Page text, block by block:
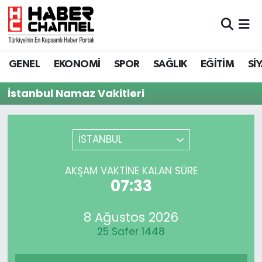
GENEL EKONOMİ SPOR SAĞLIK EĞİTİM
İstanbul Namaz Vakitleri
İSTANBUL
AKŞAM VAKTINE KALAN SÜRE
07:33
8 Ağustos 2026
25 Safer 1448
GENEL
SPOR
EĞİTİM
Nöbetçi Eczaneler
Trafik Durumu
Süper Lig Puan Durumu ve Fikstür
Tüm Manşetler
Son Dakika Haberleri
Haber Arşivi